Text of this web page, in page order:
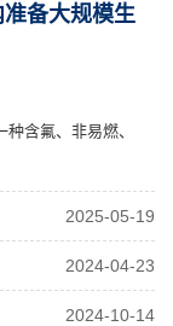
备大规模生
含氟、非易燃、
2025-05-19
2024-04-23
2024-10-14